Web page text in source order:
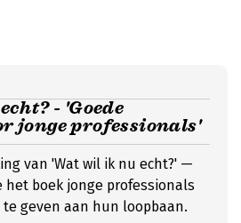
- 'Goede
jonge professionals'
van 'Wat wil ik nu echt?' —
boek jonge professionals
geven aan hun loopbaan.